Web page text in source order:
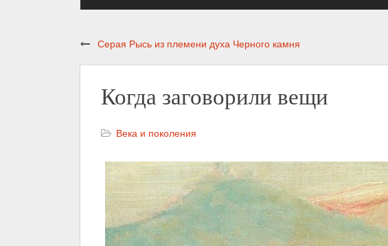
Серая Рысь из племени духа Черного камня
Когда заговорили вещи
Века и поколения